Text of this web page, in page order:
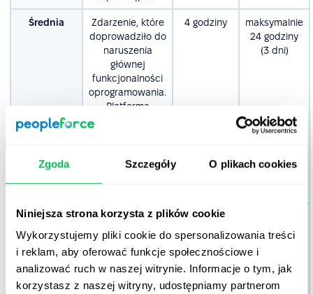
Zgoda Szczegóły O plikach cookies
Niniejsza strona korzysta z plików cookie
Wykorzystujemy pliki cookie do spersonalizowania treści
i reklam, aby oferować funkcje społecznościowe i
analizować ruch w naszej witrynie. Informacje o tym, jak
korzystasz z naszej witryny, udostępniamy partnerom
Średnia
Zdarzenie, które
doprowadziło do
naruszenia
głównej
funkcjonalności
oprogramowania.
Platforma
rozwiązania
4 godziny
maksymalnie
24 godziny
(3 dni)
Niekrytyczna
/ Niska
Błędy, które nie
wpływają
znacząco na
funkcjonalność
lub wydajność
oprogramowania.
8 godzin
80 godzin